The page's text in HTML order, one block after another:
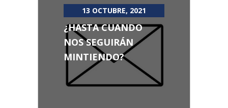
13 OCTUBRE, 2021
¿HASTA CUANDO
NOS SEGUIRÁN
MINTIENDO?